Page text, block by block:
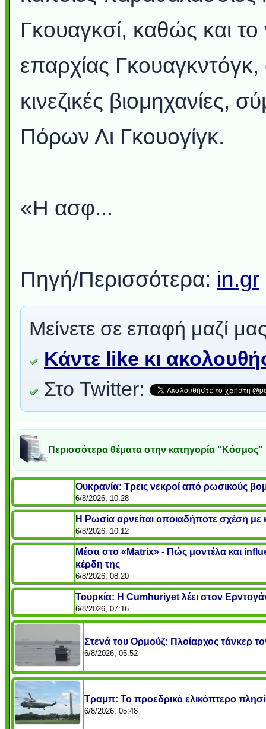
Γκουαγκσί, καθώς και το
επαρχίας
κινεζικές
Πόρων Λι Γκουογίγκ.
«Η ασφ...
Πηγή/Περισσότερα: in.gr
Μείνετε σε επαφή μαζί
Κάντε like κι
Στο Twitter:
Περισσότερα θέματα στην κατηγορία "Κόσμος"
Ουκρανία: Τρεις νεκροί από ρωσικούς
6/8/2026, 10:28
Η Ρωσία αρνείται οποιαδήποτε σχέση
6/8/2026, 10:12
Μέσα στο «Matrix» - Πώς μοντέλα και
κέρδη της
6/8/2026, 08:20
Τουρκία: Η Cumhuriyet λέει στον
6/8/2026, 07:16
Στενά του Ορμούζ: Πλοίαρχος τάνκερ
6/8/2026, 05:52
Τραμπ: Το προεδρικό ελικόπτερο
6/8/2026, 05:48